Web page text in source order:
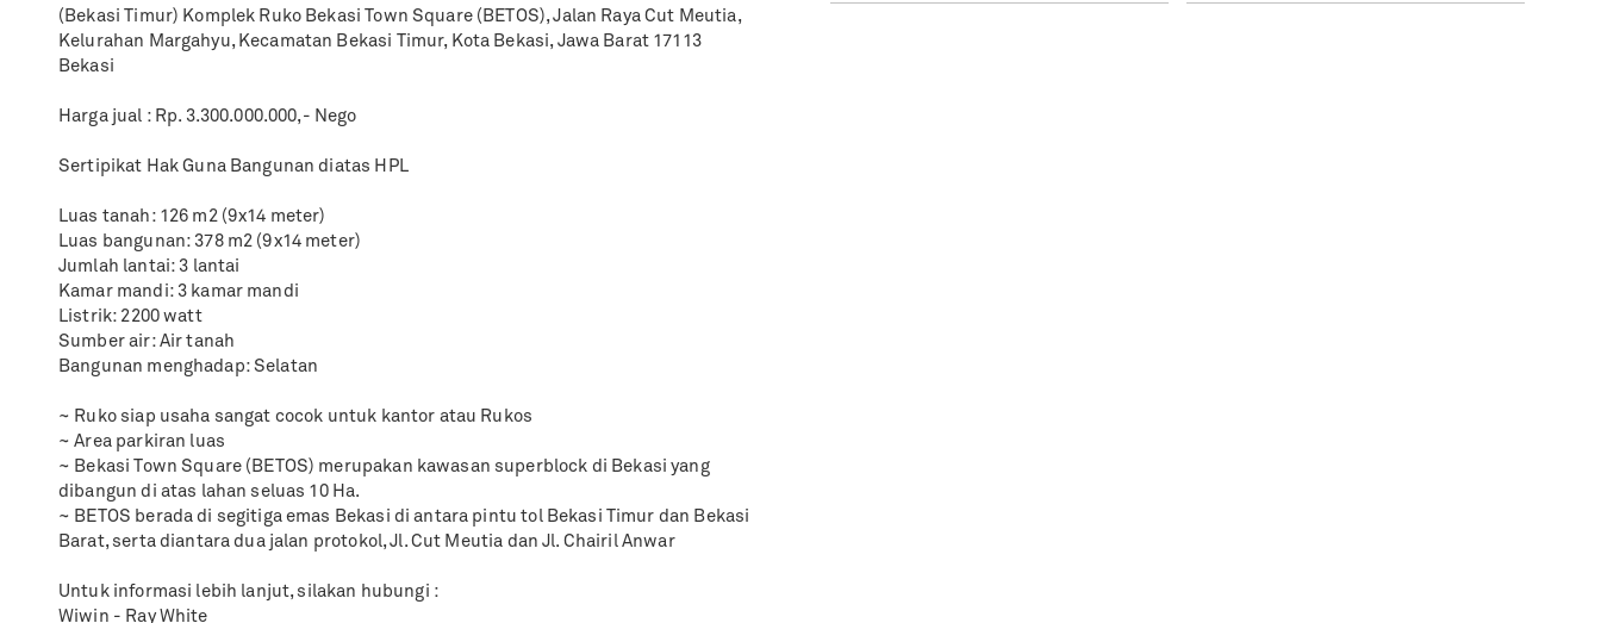
(Bekasi Timur) Komplek Ruko Bekasi Town Square (BETOS), Jalan Raya Cut Meutia,
Kelurahan Margahyu, Kecamatan Bekasi Timur, Kota Bekasi, Jawa Barat 17113
Bekasi
Harga jual : Rp. 3.300.000.000,- Nego
Sertipikat Hak Guna Bangunan diatas HPL
Luas tanah: 126 m2 (9x14 meter)
Luas bangunan: 378 m2 (9x14 meter)
Jumlah lantai: 3 lantai
Kamar mandi: 3 kamar mandi
Listrik: 2200 watt
Sumber air: Air tanah
Bangunan menghadap: Selatan
~ Ruko siap usaha sangat cocok untuk kantor atau Rukos
~ Area parkiran luas
~ Bekasi Town Square (BETOS) merupakan kawasan superblock di Bekasi yang
dibangun di atas lahan seluas 10 Ha.
~ BETOS berada di segitiga emas Bekasi di antara pintu tol Bekasi Timur dan Bekasi
Barat, serta diantara dua jalan protokol, Jl. Cut Meutia dan Jl. Chairil Anwar
Untuk informasi lebih lanjut, silakan hubungi :
Wiwin - Ray White